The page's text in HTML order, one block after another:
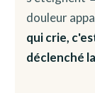
douleur
qui crie,
déclenché